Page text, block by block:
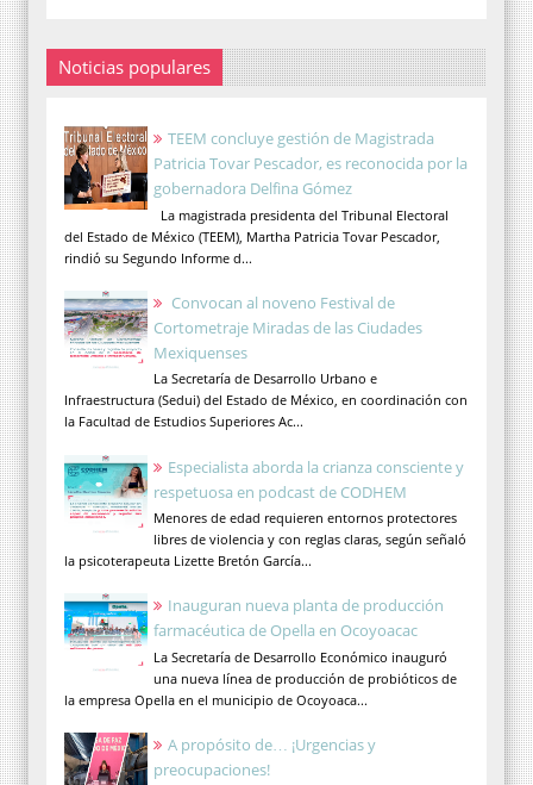
Noticias populares
TEEM concluye gestión de Magistrada
Patricia Tovar Pescador, es reconocida por la
gobernadora Delfina Gómez
La magistrada presidenta del Tribunal Electoral
del Estado de México (TEEM), Martha Patricia Tovar Pescador,
rindió su Segundo Informe d...
Convocan al noveno Festival de
Cortometraje Miradas de las Ciudades
Mexiquenses
La Secretaría de Desarrollo Urbano e
Infraestructura (Sedui) del Estado de México, en coordinación con
la Facultad de Estudios Superiores Ac...
Especialista aborda la crianza consciente y
respetuosa en podcast de CODHEM
Menores de edad requieren entornos protectores
libres de violencia y con reglas claras, según señaló
la psicoterapeuta Lizette Bretón García...
Inauguran nueva planta de producción
farmacéutica de Opella en Ocoyoacac
La Secretaría de Desarrollo Económico inauguró
una nueva línea de producción de probióticos de
la empresa Opella en el municipio de Ocoyoaca...
A propósito de… ¡Urgencias y
preocupaciones!